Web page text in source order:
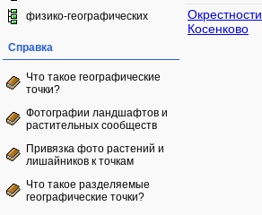
физико-географических
Справка
Что такое географические
точки?
Фотографии ландшафтов и
растительных сообществ
Привязка фото растений и
лишайников к точкам
Что такое разделяемые
географические точки?
Окрестности
Косенково